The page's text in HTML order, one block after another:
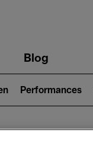
Blog
Performances